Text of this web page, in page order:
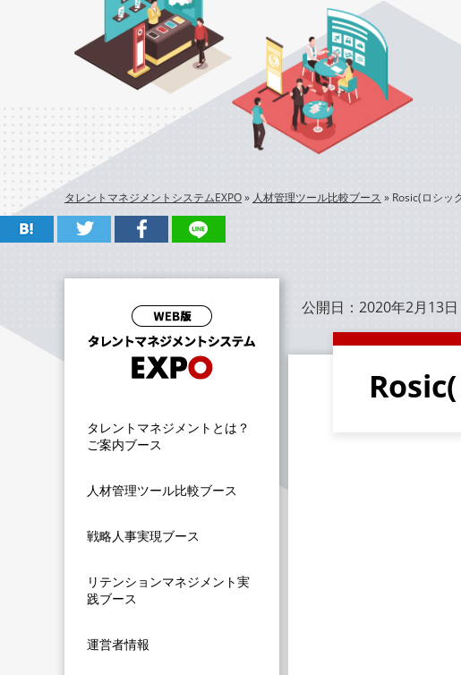
タレントマネジメントシステムEXPO» 人材管理ツール比較ブース » Rosic(ロシッ
タレントマネジメントとは？
ご案内ブース
人材管理ツール比較ブース
戦略人事実現ブース
リテンションマネジメント実
践ブース
運営者情報
公開日： 2020年2月13日